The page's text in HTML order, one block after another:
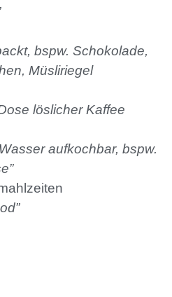
bspw. Schokolade,
Müsliriegel
löslicher Kaffee
aufkochbar, bspw.